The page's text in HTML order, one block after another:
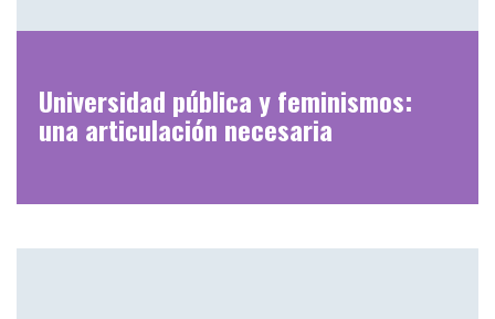
Universidad pública y feminismos:
una articulación necesaria